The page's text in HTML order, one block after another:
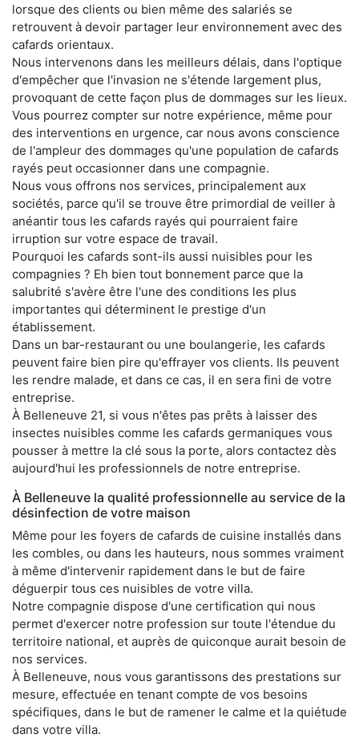
lorsque des clients ou bien même des salariés se
retrouvent à devoir partager leur environnement avec des
cafards orientaux.
Nous intervenons dans les meilleurs délais, dans l'optique
d'empêcher que l'invasion ne s'étende largement plus,
provoquant de cette façon plus de dommages sur les lieux.
Vous pourrez compter sur notre expérience, même pour
des interventions en urgence, car nous avons conscience
de l'ampleur des dommages qu'une population de cafards
rayés peut occasionner dans une compagnie.
Nous vous offrons nos services, principalement aux
sociétés, parce qu'il se trouve être primordial de veiller à
anéantir tous les cafards rayés qui pourraient faire
irruption sur votre espace de travail.
Pourquoi les cafards sont-ils aussi nuisibles pour les
compagnies ? Eh bien tout bonnement parce que la
salubrité s'avère être l'une des conditions les plus
importantes qui déterminent le prestige d'un
établissement.
Dans un bar-restaurant ou une boulangerie, les cafards
peuvent faire bien pire qu'effrayer vos clients. Ils peuvent
les rendre malade, et dans ce cas, il en sera fini de votre
entreprise.
À Belleneuve 21, si vous n'êtes pas prêts à laisser des
insectes nuisibles comme les cafards germaniques vous
pousser à mettre la clé sous la porte, alors contactez dès
aujourd'hui les professionnels de notre entreprise.
À Belleneuve la qualité professionnelle au service de la
désinfection de votre maison
Même pour les foyers de cafards de cuisine installés dans
les combles, ou dans les hauteurs, nous sommes vraiment
à même d'intervenir rapidement dans le but de faire
déguerpir tous ces nuisibles de votre villa.
Notre compagnie dispose d'une certification qui nous
permet d'exercer notre profession sur toute l'étendue du
territoire national, et auprès de quiconque aurait besoin de
nos services.
À Belleneuve, nous vous garantissons des prestations sur
mesure, effectuée en tenant compte de vos besoins
spécifiques, dans le but de ramener le calme et la quiétude
dans votre villa.